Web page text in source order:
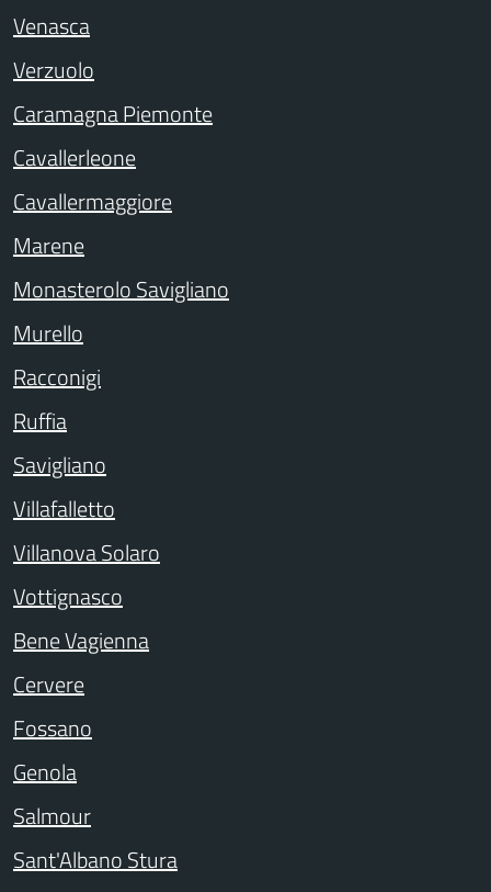
Venasca
Verzuolo
Caramagna Piemonte
Cavallerleone
Cavallermaggiore
Marene
Monasterolo Savigliano
Murello
Racconigi
Ruffia
Savigliano
Villafalletto
Villanova Solaro
Vottignasco
Bene Vagienna
Cervere
Fossano
Genola
Salmour
Sant'Albano Stura